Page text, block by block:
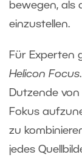
bewegen, als
einzustellen.
Für Experten
Helicon Focus
Dutzende
Fokus
zu
jedes